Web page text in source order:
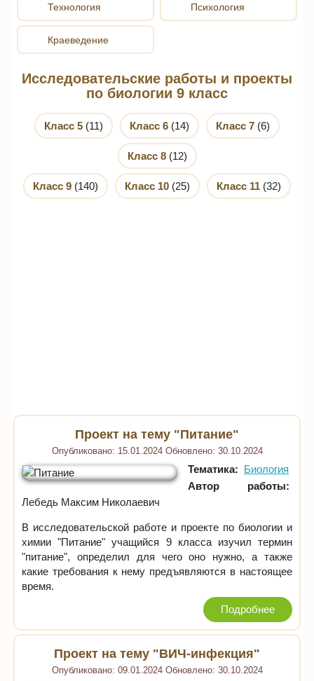
Технология
Краеведение
Психология
Исследовательские работы и проекты
по биологии 9 класс
Класс 5 (11) Класс 6 (14) Класс 7 (6)
Класс 8(12)
Класс 9 (140) Класс 10 (25) Класс 11 (32)
Проект на тему "Питание"
Опубликовано: 15.01.2024 Обновлено: 30.10.2024
Тематика: Биология
Автор работы:
Лебедь Максим Николаевич
В исследовательской работе и проекте по биологии и
химии "Питание" учащийся 9 класса изучил термин
"питание", определил для чего оно нужно, а также
какие требования к нему предъявляются в настоящее
время.
Подробнее
Проект на тему "ВИЧ-инфекция"
Опубликовано: 09.01.2024 Обновлено: 30.10.2024